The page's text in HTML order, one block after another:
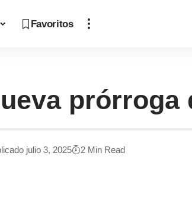
Favoritos
julio 3, 2025 2 Min Read